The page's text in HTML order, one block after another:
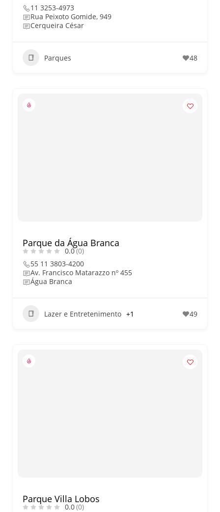
11 3253-4973
Rua Peixoto Gomide, 949
Cerqueira César
Parques 48
Parque da Água Branca
0.0(0)
55 11 3803-4200
Av. Francisco Matarazzo nº 455
Água Branca
Lazer e Entretenimento +1 49
Parque Villa Lobos
0.0(0)